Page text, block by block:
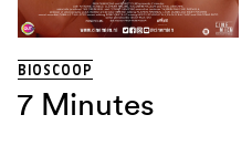
BIOSCOOP
7 Minutes